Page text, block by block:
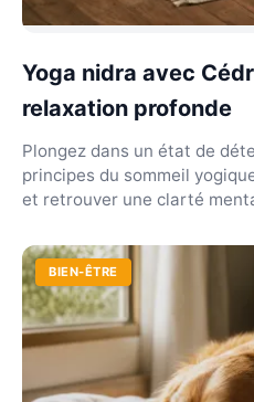
Yoga nidra avec
relaxation profonde
Plongez dans un état de
principes du sommeil
et retrouver une clarté
BIEN-ÊTRE